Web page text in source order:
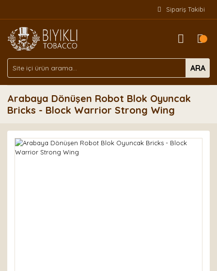
Sipariş Takibi
ARA
Arabaya Dönüşen Robot Blok Oyuncak
Bricks - Block Warrior Strong Wing